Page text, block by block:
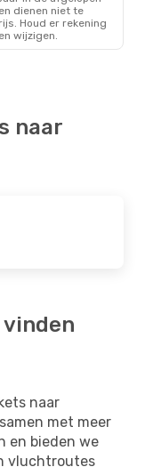
dienen niet te
Houd er rekening
wijzigen.
naar
naar
met meer
en bieden we
vluchtroutes